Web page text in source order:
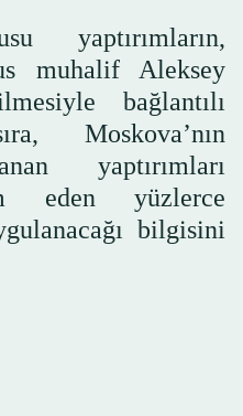
yaptırımların,
muhalif Aleksey
bağlantılı
Moskova’nın
yaptırımları
eden yüzlerce
bilgisini